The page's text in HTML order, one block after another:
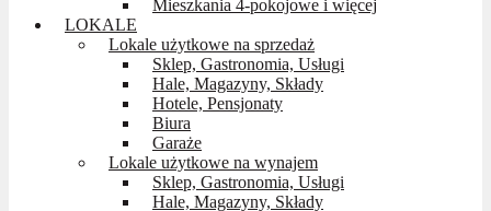
Mieszkania 4-pokojowe i więcej
LOKALE
Lokale użytkowe na sprzedaż
Sklep, Gastronomia, Usługi
Hale, Magazyny, Składy
Hotele, Pensjonaty
Biura
Garaże
Lokale użytkowe na wynajem
Sklep, Gastronomia, Usługi
Hale, Magazyny, Składy